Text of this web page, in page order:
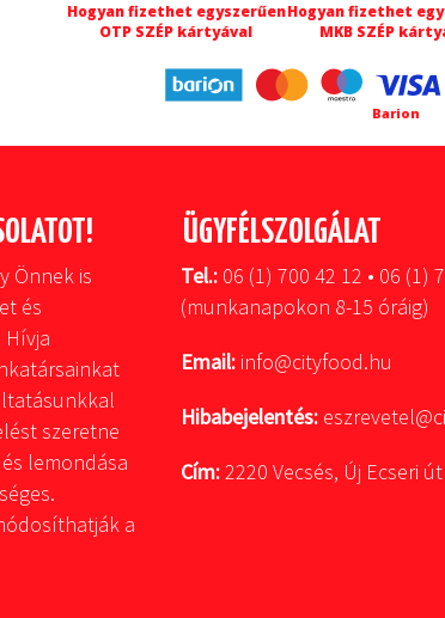
Hogyan fizethet egyszerűen
OTP SZÉP kártyával
Hogyan fizethet
MKB SZÉP
Barion
Önnek is
és
szeretne
lemondása
a
ÜGYFÉLSZOLGÁLAT
Tel.: 06 (1) 700 42 12 • 06 (1)
(munkanapokon 8-15 óráig)
Email: info@cityfood.hu
Hibabejelentés:
Cím:2220 Vecsés, Új Ecseri